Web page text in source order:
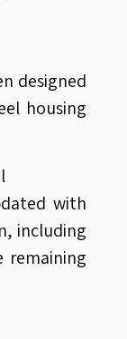
designed
housing
with
including